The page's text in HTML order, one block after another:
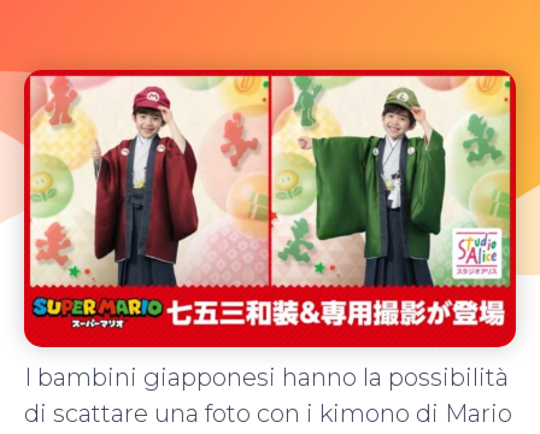
I bambini giapponesi hanno la possibilità
di scattare una foto con i kimono di Mario